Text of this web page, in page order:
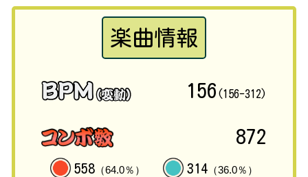
楽曲情報
156 (156-312)
872
558 （64.0％） 314（36.0％）